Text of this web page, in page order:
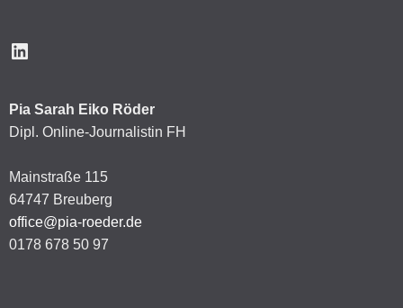
LinkedIn
Pia Sarah Eiko Röder
Dipl. Online-Journalistin FH
Mainstraße 115
64747 Breuberg
office@pia-roeder.de
0178 678 50 97